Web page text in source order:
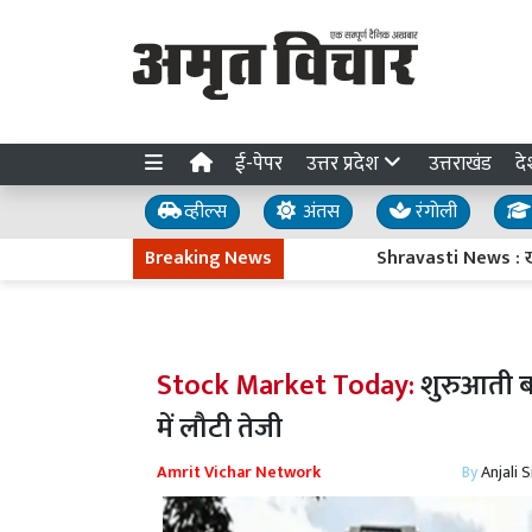
ई-पेपर उत्तर प्रदेश उत्तराखंड
व्हील्स अंतस रंगोली
Breaking News
Shravasti News : खलवा
Stock Market Today:शुरुआती
में लौटी तेजी
Amrit Vichar Network ByAnjali